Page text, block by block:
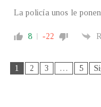
La policía unos le
8 -22
1 2 3 … 5